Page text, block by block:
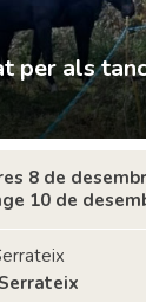
per als
8 de
10 de